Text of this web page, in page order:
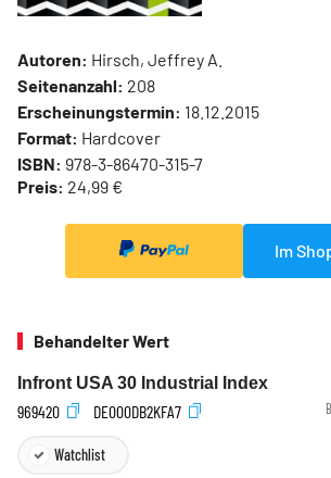
Autoren: Hirsch, Jeffrey A.
Seitenanzahl: 208
Erscheinungstermin: 18.12.2015
Format: Hardcover
ISBN: 978-3-86470-315-7
Preis: 24,99 €
Im
Behandelter Wert
Infront USA 30 Industrial Index
969420 DE000DB2KFA7
Watchlist